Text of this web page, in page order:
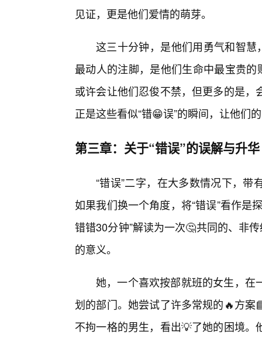
见证，更是他们爱情的萌芽。
这三十分钟，是他们用勇气和智慧
最动人的注脚，是他们生命中最宝贵
或许会让他们忍俊不禁，但更多的是
正是这些看似“错😁误”的瞬间，让他们
第三章：关于“错误”的误解与升华
“错误”二字，在大多数情况下，
如果我们换一个角度，将“错误”看作是
错错30分钟”解读为一次🤔共同的、非
的意义。
她，一个喜欢按部就班的女生，在
划的部门。她尝试了许多常规的🔥方
不拘一格的男生，看出💡了她的困境